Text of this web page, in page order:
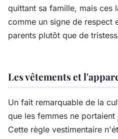
quittant sa famille, mais ces
comme un signe de respect
parents plutôt que de
Les vêtements et
Un fait remarquable de la
que les femmes ne
Cette règle vestimentaire